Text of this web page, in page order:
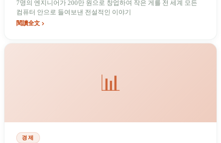
7명의 엔지니어가 200만 원으로 창업하여 작은 게를 전 세계 모든
컴퓨터 안으로 들여보낸 전설적인 이야기
閱讀全文
📊
경제